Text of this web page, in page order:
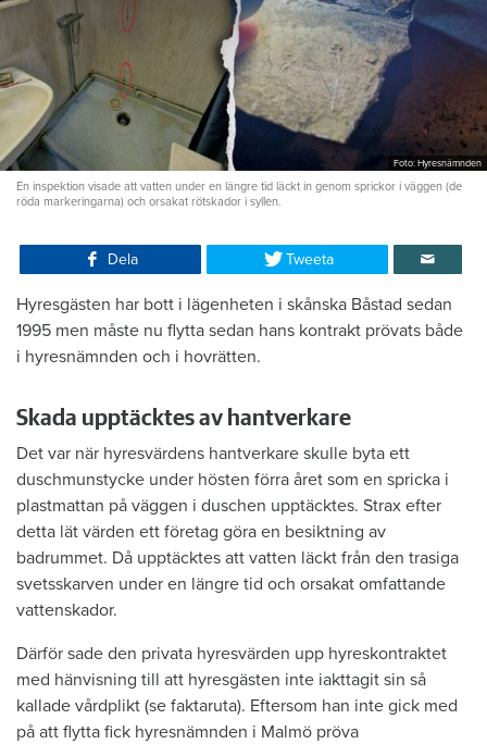
Foto: Hyresnämnden
En inspektion visade att vatten under en längre tid läckt in genom sprickor i väggen (de
röda markeringarna) och orsakat rötskador i syllen.
Dela Tweeta
Hyresgästen har bott i lägenheten i skånska Båstad sedan
1995 men måste nu flytta sedan hans kontrakt prövats både
i hyresnämnden och i hovrätten.
Skada upptäcktes av hantverkare
Det var när hyresvärdens hantverkare skulle byta ett
duschmunstycke under hösten förra året som en spricka i
plastmattan på väggen i duschen upptäcktes. Strax efter
detta lät värden ett företag göra en besiktning av
badrummet. Då upptäcktes att vatten läckt från den trasiga
svetsskarven under en längre tid och orsakat omfattande
vattenskador.
Därför sade den privata hyresvärden upp hyreskontraktet
med hänvisning till att hyresgästen inte iakttagit sin så
kallade vårdplikt (se faktaruta). Eftersom han inte gick med
på att flytta fick hyresnämnden i Malmö pröva